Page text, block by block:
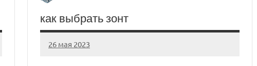
как выбрать зонт
26 мая 2023
organic63_ru
Нет